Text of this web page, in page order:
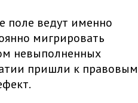
поле ведут именно
мигрировать
невыполненных
пришли к правовым